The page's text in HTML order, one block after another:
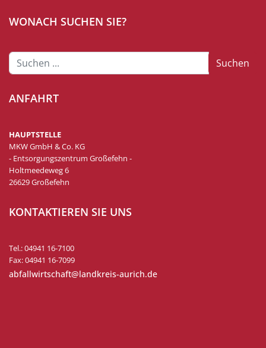
WONACH SUCHEN SIE?
Suchen
...
Suchen
ANFAHRT
HAUPTSTELLE
MKW GmbH & Co. KG
- Entsorgungszentrum Großefehn -
Holtmeedeweg 6
26629 Großefehn
KONTAKTIEREN SIE UNS
Tel.: 04941 16-7100
Fax: 04941 16-7099
abfallwirtschaft@landkreis-aurich.de